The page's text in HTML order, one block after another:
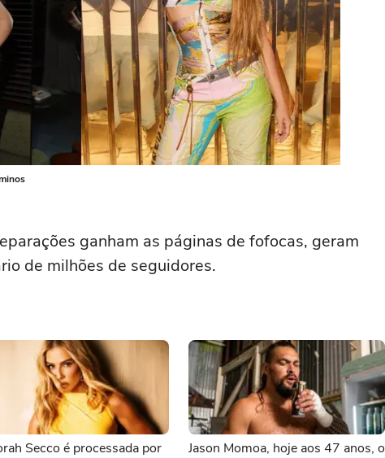
ganham as páginas de fofocas, geram
de milhões de seguidores.
Secco é processada por
Jason Momoa, hoje aos 47 anos, o